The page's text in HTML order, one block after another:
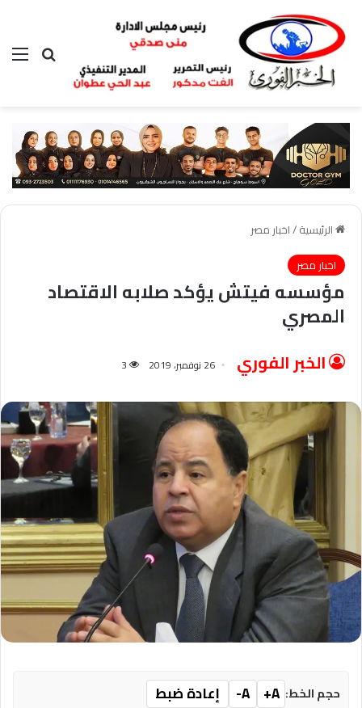
بحث عن
الرئيسية/اخبار مصر
اخبار مصر
مؤسسه فيتش يؤكد صلابه الاقتصاد
المصري
الخبر الفوري 26 نوفمبر، 2019 3
حجم الخط: A+
A- إعادة ضبط